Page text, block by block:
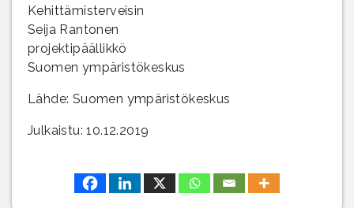
Kehittämisterveisin
Seija Rantonen
projektipäällikkö
Suomen ympäristökeskus
Lähde: Suomen ympäristökeskus
Julkaistu: 10.12.2019